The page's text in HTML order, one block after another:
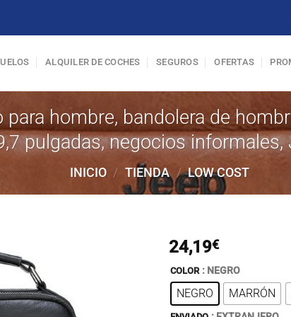
ALQUILER DE COCHES SEGUROS OFERTAS
hombre, bandolera de
pulgadas, negocios informales,
INICIO / TIENDA / LOW COST
24,19€
COLOR : NEGRO
NEGRO MARRÓN